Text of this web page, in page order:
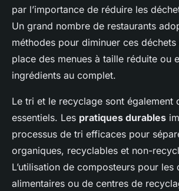
par l’importance de réduire les
Un grand nombre de restaurants
méthodes pour diminuer ces déchets
place des menues à taille réduite ou
ingrédients au complet.
Le tri et le recyclage sont également
essentiels. Les pratiques durables
processus de tri efficaces pour
organiques, recyclables et non-
L’utilisation de composteurs pour les
alimentaires ou de centres de